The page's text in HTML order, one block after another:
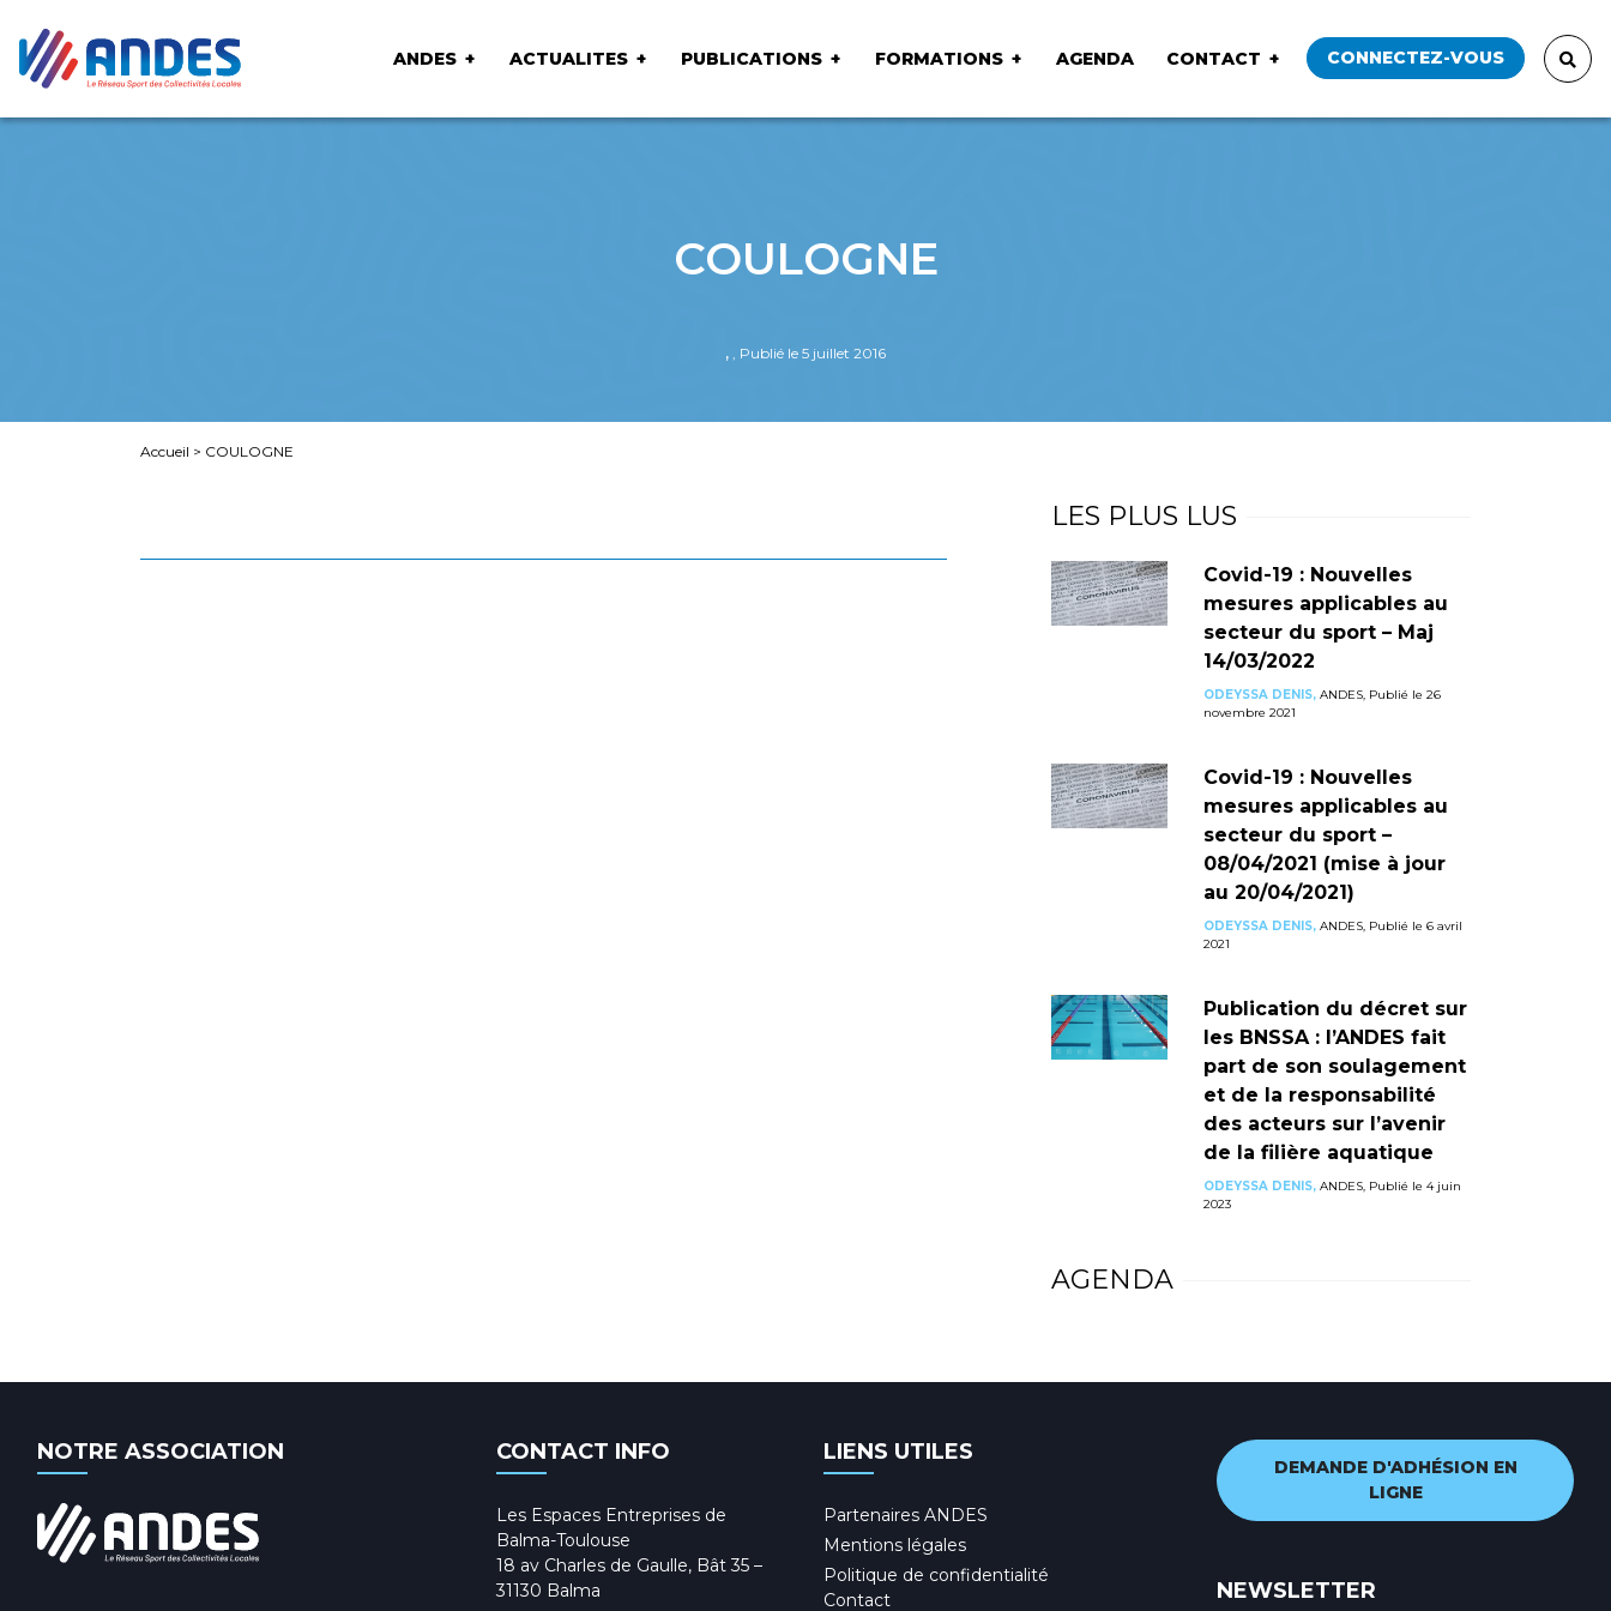
ANDES ACTUALITES PUBLICATIONS FORMATIONS AGENDA CONTACT CONNECTEZ-VOUS
COULOGNE
, , Publié le 5 juillet 2016
Accueil > COULOGNE
LES PLUS LUS
Covid-19 : Nouvelles
mesures applicables au
secteur du sport – Maj
14/03/2022
ODEYSSA DENIS,ANDES, Publié le 26
novembre 2021
Covid-19 : Nouvelles
mesures applicables au
secteur du sport –
08/04/2021 (mise à jour
au 20/04/2021)
ODEYSSA DENIS,ANDES, Publié le 6 avril
2021
Publication du décret sur
les BNSSA : l’ANDES fait
part de son soulagement
et de la responsabilité
des acteurs sur l’avenir
de la filière aquatique
ODEYSSA DENIS,ANDES, Publié le 4 juin
2023
AGENDA
NOTRE ASSOCIATION CONTACT INFO
Les Espaces Entreprises de
Balma-Toulouse
18 av Charles de Gaulle, Bât 35 –
31130 Balma
LIENS UTILES
Partenaires ANDES
Mentions légales
Politique de confidentialité
Contact
DEMANDE D'ADHÉSION EN
LIGNE
NEWSLETTER